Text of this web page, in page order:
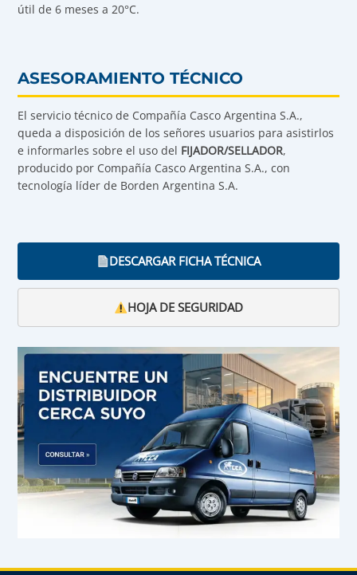
útil de 6 meses a 20°C.
ASESORAMIENTO TÉCNICO
El servicio técnico de Compañía Casco Argentina S.A.,
queda a disposición de los señores usuarios para asistirlos
e informarles sobre el uso del FIJADOR/SELLADOR,
producido por Compañía Casco Argentina S.A., con
tecnología líder de Borden Argentina S.A.
DESCARGAR FICHA TÉCNICA
HOJA DE SEGURIDAD